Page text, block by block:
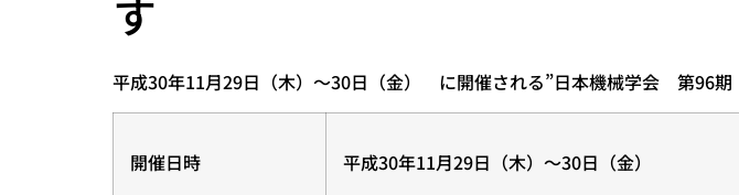
す
平成30年11月29日（木）～30日（金） に開催される”日本機械学会 第96
開催日時 平成30年11月29日（木）～30日（金）